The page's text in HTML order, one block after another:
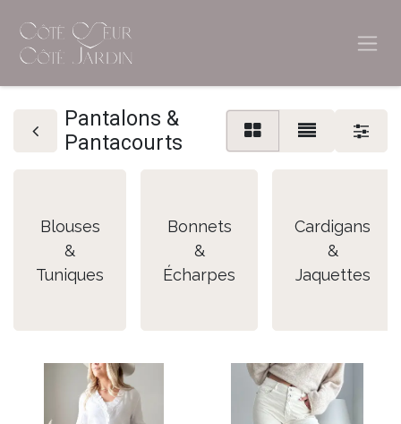
Pantalons &
Pantacourts
Blouses
&
Tuniques
Bonnets
&
Écharpes
Cardigans
&
Jaquettes